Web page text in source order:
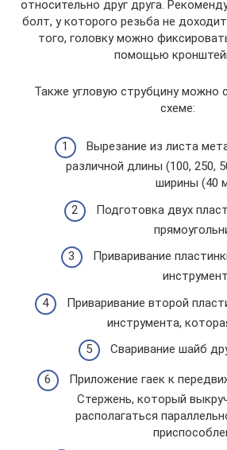
относительно друг друга.
болт, у которого резьба не
того, головку можно
помощью
Также угловую струбцину можно
схеме:
Вырезание из листа
различной длины (100, 250,
ширины (40
Подготовка двух
Приваривание
Приваривание второй
инструмента,
Сваривание шайб
Приложение гаек к
Стержень, который
располагаться